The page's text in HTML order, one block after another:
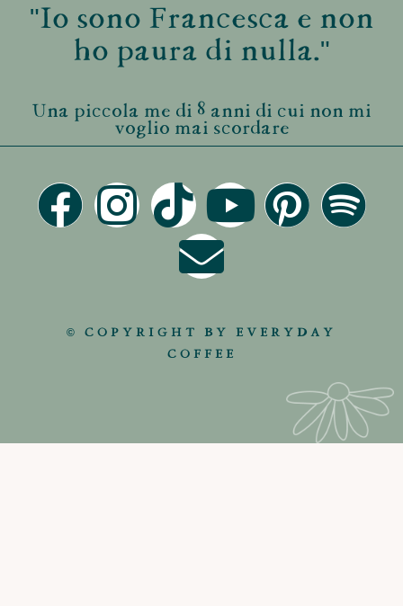
"Io sono Francesca e non
ho paura di nulla."
Una piccola me di 8 anni di cui non mi
voglio mai scordare
© COPYRIGHT BY EVERYDAY
COFFEE